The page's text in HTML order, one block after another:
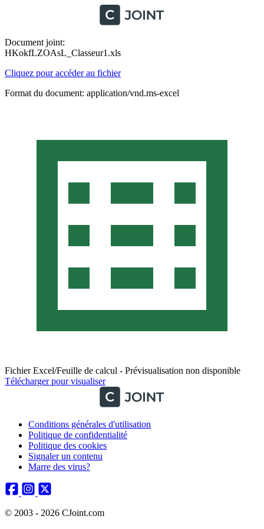
Document joint:
HKokfLZOAsL_Classeur1.xls
Cliquez pour accéder au fichier
Format du document: application/vnd.ms-excel
Fichier Excel/Feuille de calcul - Prévisualisation non disponible
Télécharger pour visualiser
Conditions générales d'utilisation
Politique de confidentialité
Politique des cookies
Signaler un contenu
Marre des virus?
© 2003 - 2026 CJoint.com